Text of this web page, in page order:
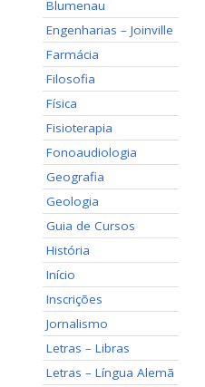
Blumenau
Engenharias – Joinville
Farmácia
Filosofia
Física
Fisioterapia
Fonoaudiologia
Geografia
Geologia
Guia de Cursos
História
Início
Inscrições
Jornalismo
Letras – Libras
Letras – Língua Alemã